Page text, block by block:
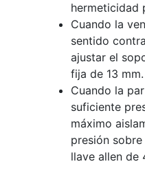
hermeticidad
Cuando la
sentido
ajustar el
fija de 13 mm.
Cuando la
suficiente
máximo
presión
llave allen de